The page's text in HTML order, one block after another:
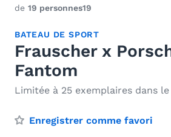
de 19 personnes19
BATEAU DE SPORT
Frauscher x
Fantom
Limitée à 25 exemplaires dans
Enregistrer comme favori